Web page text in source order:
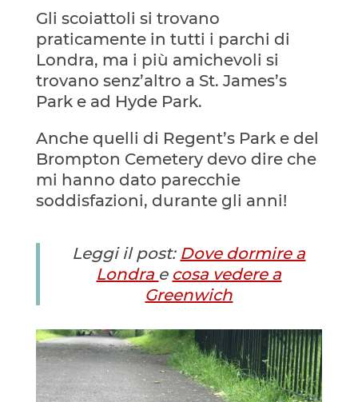
Gli scoiattoli si trovano
praticamente in tutti i parchi di
Londra, ma i più amichevoli si
trovano senz’altro a St. James’s
Park e ad Hyde Park.
Anche quelli di Regent’s Park e del
Brompton Cemetery devo dire che
mi hanno dato parecchie
soddisfazioni, durante gli anni!
Leggi il post: Dove dormire a
Londra e cosa vedere a
Greenwich